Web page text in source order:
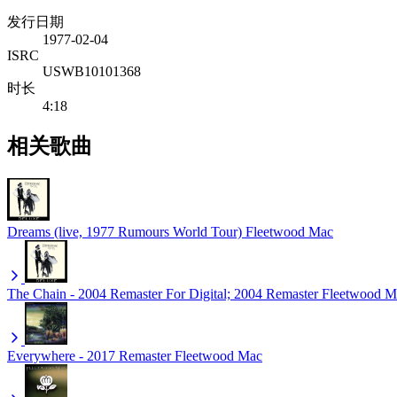
发行日期
1977-02-04
ISRC
USWB10101368
时长
4:18
相关歌曲
Dreams (live, 1977 Rumours World Tour) Fleetwood Mac
The Chain - 2004 Remaster For Digital; 2004 Remaster Fleetwood
Everywhere - 2017 Remaster Fleetwood Mac